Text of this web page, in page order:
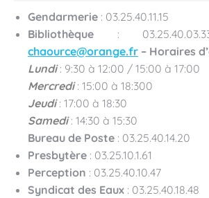
Gendarmerie : 03.25.40.11.15
Bibliothèque :
chaource@orange.fr – Horaires
Lundi : 9:30 à 12:00 / 15:00 à 17:00
Mercredi : 15:00 à 18:300
Jeudi : 17:00 à 18:30
Samedi : 14:30 à 15:30
Bureau de Poste : 03.25.40.14.20
Presbytère : 03.25.10.1.61
Perception : 03.25.40.10.47
Syndicat des Eaux : 03.25.40.18.48